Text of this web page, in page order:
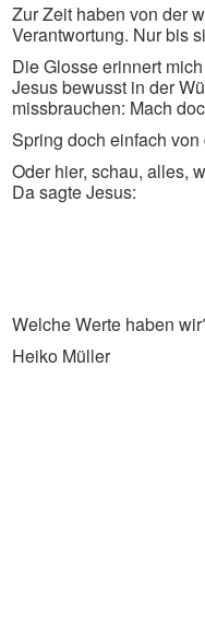
Zur Zeit haben von der
Verantwortung. Nur bis
Die Glosse erinnert
Jesus bewusst in der
missbrauchen: Mach
Spring doch einfach
Oder hier, schau, alles,
Da sagte Jesus:
Welche Werte haben
Heiko Müller